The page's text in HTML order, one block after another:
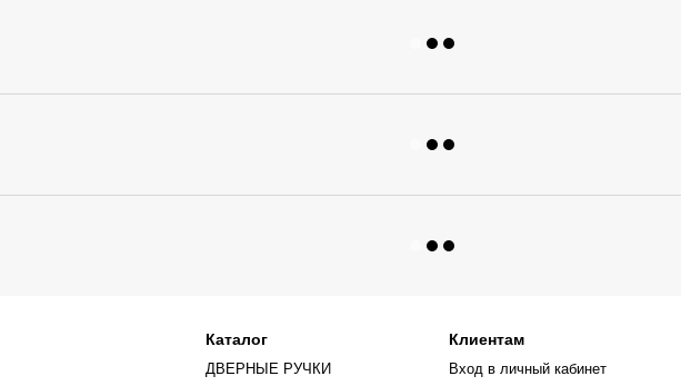
Каталог
ДВЕРНЫЕ РУЧКИ
Клиентам
Вход в личный кабинет